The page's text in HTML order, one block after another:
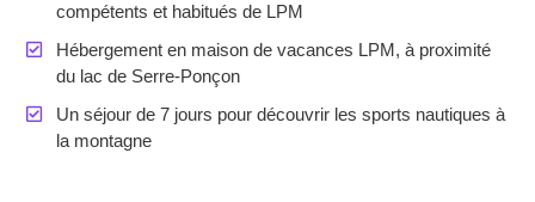
compétents et habitués de LPM
Hébergement en maison de vacances LPM, à proximité
du lac de Serre-Ponçon
Un séjour de 7 jours pour découvrir les sports nautiques à
la montagne